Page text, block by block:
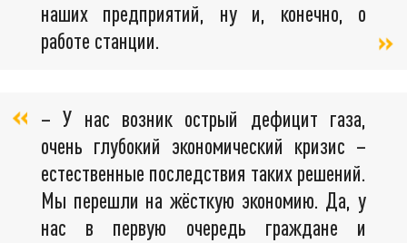
наших предприятий, ну и, конечно, о
работе станции.
– У нас возник острый дефицит газа,
очень глубокий экономический кризис –
естественные последствия таких решений.
Мы перешли на жёсткую экономию. Да, у
нас в первую очередь граждане и